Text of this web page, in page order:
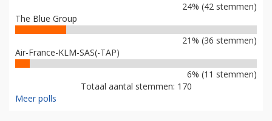
24% (42 stemmen)
The Blue Group
21% (36 stemmen)
Air-France-KLM-SAS(-TAP)
6% (11 stemmen)
Totaal aantal stemmen: 170
Meer polls